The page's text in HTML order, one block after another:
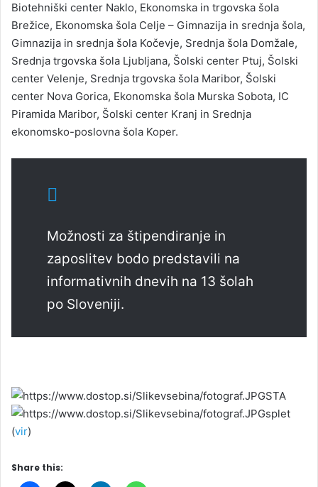
Biotehniški center Naklo, Ekonomska in trgovska šola
Brežice, Ekonomska šola Celje – Gimnazija in srednja šola,
Gimnazija in srednja šola Kočevje, Srednja šola Domžale,
Srednja trgovska šola Ljubljana, Šolski center Ptuj, Šolski
center Velenje, Srednja trgovska šola Maribor, Šolski
center Nova Gorica, Ekonomska šola Murska Sobota, IC
Piramida Maribor, Šolski center Kranj in Srednja
ekonomsko-poslovna šola Koper.
Možnosti za štipendiranje in
zaposlitev bodo predstavili na
informativnih dnevih na 13 šolah
po Sloveniji.
STA
splet
(vir)
Share this: